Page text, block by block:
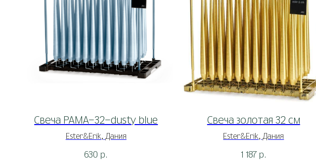
Свеча РАМА-32-dusty blue
Ester&Erik, Дания
630 р.
Свеча золотая 32 см
Ester&Erik, Дания
1 187 р.